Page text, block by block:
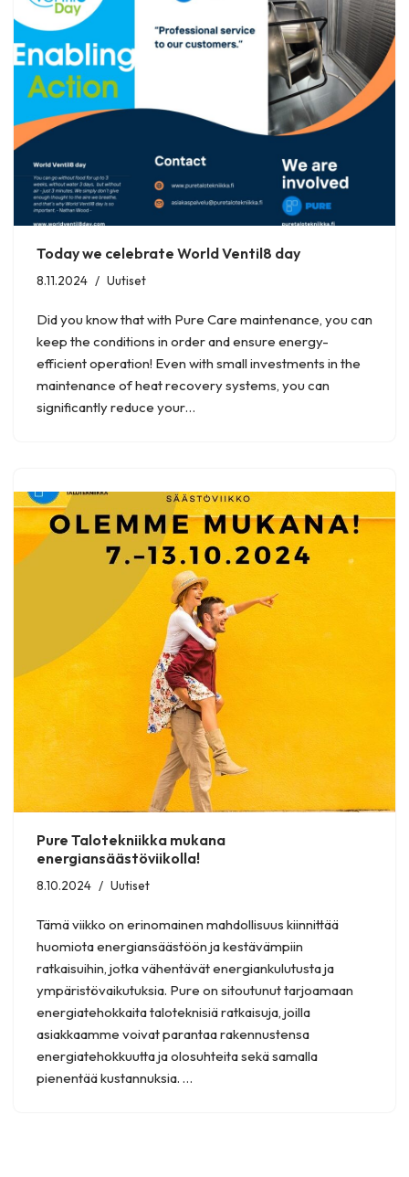
Today we celebrate World Ventil8 day
8.11.2024 Uutiset
Did you know that with Pure Care maintenance, you can
keep the conditions in order and ensure energy-
efficient operation! Even with small investments in the
maintenance of heat recovery systems, you can
significantly reduce your…
Pure Talotekniikka mukana
energiansäästöviikolla!
8.10.2024 Uutiset
Tämä viikko on erinomainen mahdollisuus kiinnittää
huomiota energiansäästöön ja kestävämpiin
ratkaisuihin, jotka vähentävät energiankulutusta ja
ympäristövaikutuksia. Pure on sitoutunut tarjoamaan
energiatehokkaita taloteknisiä ratkaisuja, joilla
asiakkaamme voivat parantaa rakennustensa
energiatehokkuutta ja olosuhteita sekä samalla
pienentää kustannuksia. …